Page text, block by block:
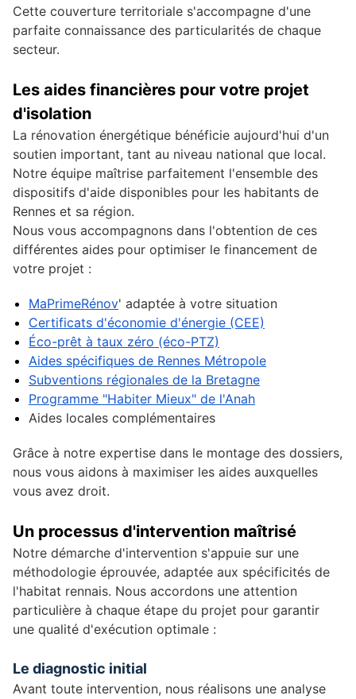
Cette couverture territoriale s'accompagne d'une
parfaite connaissance des particularités de chaque
secteur.
Les aides financières pour votre projet
d'isolation
La rénovation énergétique bénéficie aujourd'hui d'un
soutien important, tant au niveau national que local.
Notre équipe maîtrise parfaitement l'ensemble des
dispositifs d'aide disponibles pour les habitants de
Rennes et sa région.
Nous vous accompagnons dans l'obtention de ces
différentes aides pour optimiser le financement de
votre projet :
MaPrimeRénov' adaptée à votre situation
Certificats d'économie d'énergie (CEE)
Éco-prêt à taux zéro (éco-PTZ)
Aides spécifiques de Rennes Métropole
Subventions régionales de la Bretagne
Programme "Habiter Mieux" de l'Anah
Aides locales complémentaires
Grâce à notre expertise dans le montage des dossiers,
nous vous aidons à maximiser les aides auxquelles
vous avez droit.
Un processus d'intervention maîtrisé
Notre démarche d'intervention s'appuie sur une
méthodologie éprouvée, adaptée aux spécificités de
l'habitat rennais. Nous accordons une attention
particulière à chaque étape du projet pour garantir
une qualité d'exécution optimale :
Le diagnostic initial
Avant toute intervention, nous réalisons une analyse